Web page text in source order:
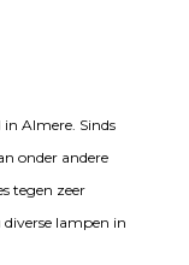
Almere. Sinds
onder andere
tegen zeer
lampen in